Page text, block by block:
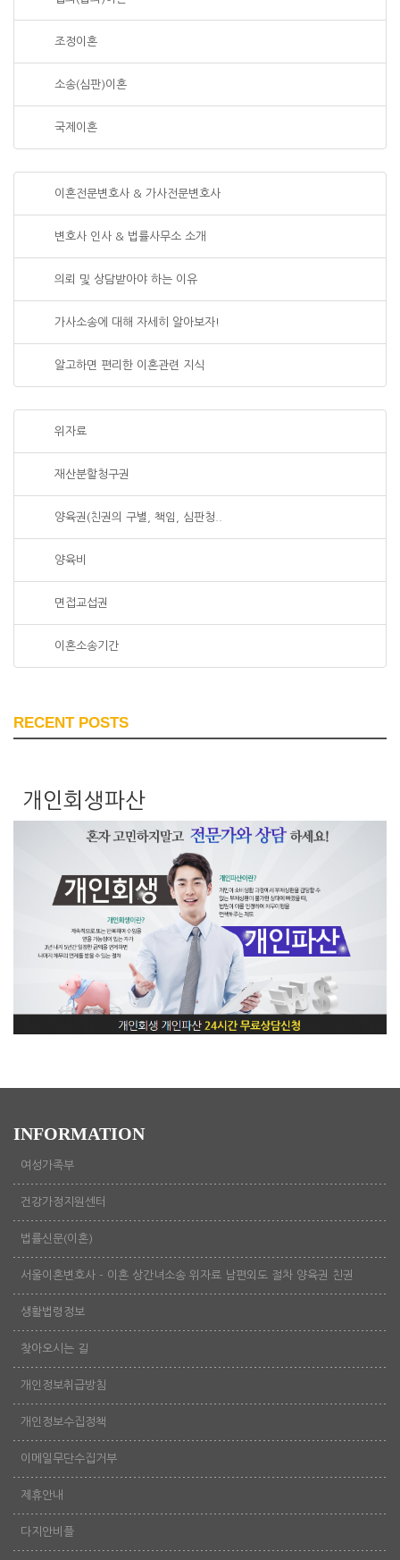
조정이혼
소송(심판)이혼
국제이혼
이혼전문변호사 & 가사전문변호사
변호사 인사 & 법률사무소 소개
의뢰 및 상담받아야 하는 이유
가사소송에 대해 자세히 알아보자!
알고하면 편리한 이혼관련 지식
위자료
재산분할청구권
양육권(친권의 구별, 책임, 심판청..
양육비
면접교섭권
이혼소송기간
RECENT POSTS
개인회생파산
INFORMATION
여성가족부
건강가정지원센터
법률신문(이혼)
서울이혼변호사 - 이혼 상간녀소송 위자료 남편외도 절차 양육권 친권
생활법령정보
찾아오시는 길
개인정보취급방침
개인정보수집정책
이메일무단수집거부
제휴안내
다지안비플